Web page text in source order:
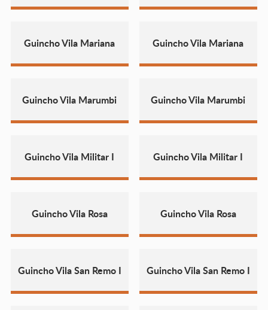
Guincho Vila Mariana Guincho Vila Mariana
Guincho Vila Marumbi Guincho Vila Marumbi
Guincho Vila Militar I Guincho Vila Militar I
Guincho Vila Rosa Guincho Vila Rosa
Guincho Vila San Remo I Guincho Vila San Remo I